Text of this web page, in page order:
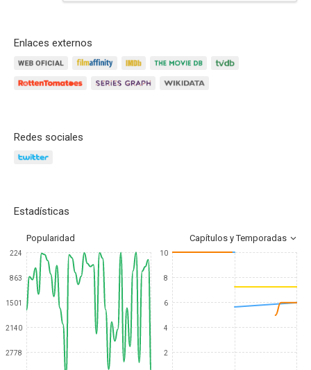
Enlaces externos
Redes sociales
Estadísticas
Popularidad Capítulos y Temporadas
224
863
1501
2140
2778
10
8
6
4
2